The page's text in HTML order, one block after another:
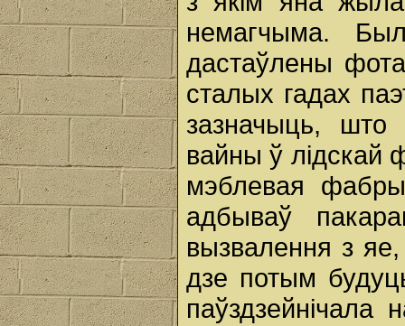
немагчыма.
дастаўлены
сталых гадах
зазначыць, што
вайны ў
мэблевая
адбываў
вызвалення з
дзе потым
паўздзейнічала